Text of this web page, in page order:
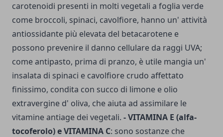
carotenoidi presenti in molti vegetali a foglia verde
come broccoli, spi­naci, cavolfiore, hanno un' attività
antiossidante più eleva­ta del betacarotene e
possono prevenire il danno cellulare da raggi UVA;
come antipasto, prima di pranzo, è utile mangia un'
insalata di spinaci e cavolfiore crudo affettato
finissimo, condita con succo di limone e olio
extravergine d' oliva, che aiuta ad assi­milare le
vitamine antiage dei vegetali. - VITAMINA E (alfa-
tocoferolo) e VITAMINA C: sono sostanze che